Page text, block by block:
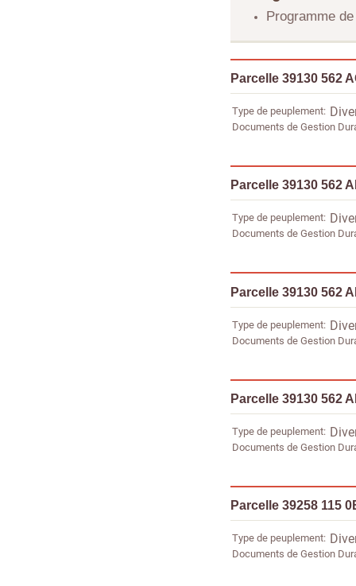
Programme
Parcelle 39130 562
Type de peuplement
Documents de Gestion
Parcelle 39130 562
Type de peuplement
Documents de Gestion
Parcelle 39130 562
Type de peuplement
Documents de Gestion
Parcelle 39130 562
Type de peuplement
Documents de Gestion
Parcelle 39258 115
Type de peuplement
Documents de Gestion